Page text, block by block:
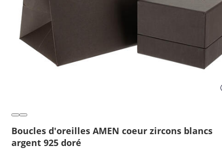
Boucles d'oreilles AMEN coeur zircons blancs
argent 925 doré